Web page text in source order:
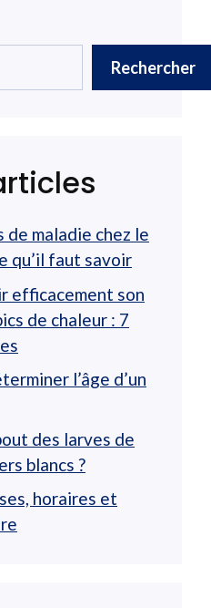
Rechercher
maladie chez le
qu’il faut savoir
efficacement son
de chaleur : 7
l’âge d’un
des larves de
blancs ?
horaires et